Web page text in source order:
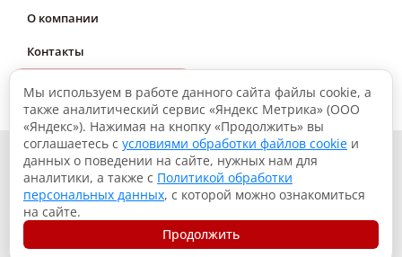
О компании
Контакты
© 2026, Склад.38: Подъем со знанием дела
Политика конфиденциальности
Согласие на обработку данных
Использование файлов куки
Разработка сайта – Вангер.рф
Мы используем в работе данного сайта файлы cookie, а
также аналитический сервис «Яндекс Метрика» (ООО
«Яндекс»). Нажимая на кнопку «Продолжить» вы
соглашаетесь с условиями обработки файлов cookie и
данных о поведении на сайте, нужных нам для
аналитики, а также с Политикой обработки
персональных данных, с которой можно ознакомиться
на сайте.
Продолжить